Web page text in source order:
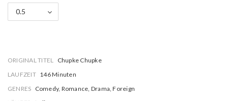
0.5
ORIGINAL TITEL Chupke Chupke
LAUFZEIT 146 Minuten
GENRES Comedy, Romance, Drama, Foreign